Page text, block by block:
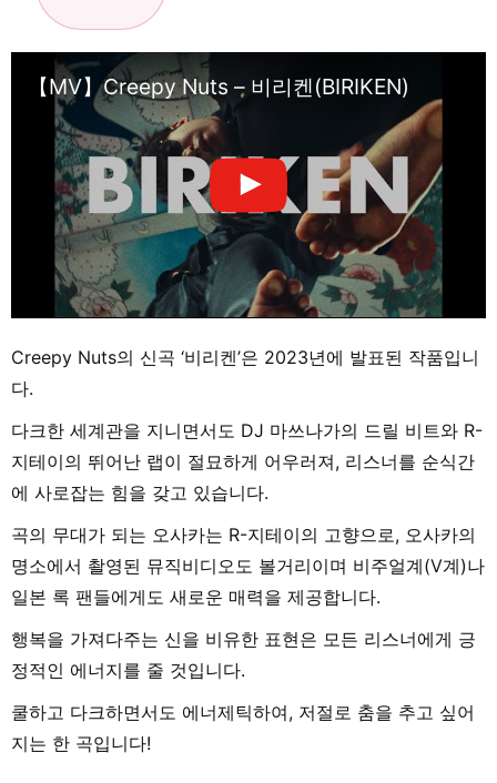
【MV】Creepy Nuts – 비리켄(BIRIKEN)
Creepy Nuts의 신곡 ‘비리켄’은 2023년에 발표된 작품입니
다.
다크한 세계관을 지니면서도 DJ 마쓰나가의 드릴 비트와 R-
지테이의 뛰어난 랩이 절묘하게 어우러져, 리스너를 순식간
에 사로잡는 힘을 갖고 있습니다.
곡의 무대가 되는 오사카는 R-지테이의 고향으로, 오사카의
명소에서 촬영된 뮤직비디오도 볼거리이며 비주얼계(V계)나
일본 록 팬들에게도 새로운 매력을 제공합니다.
행복을 가져다주는 신을 비유한 표현은 모든 리스너에게 긍
정적인 에너지를 줄 것입니다.
쿨하고 다크하면서도 에너제틱하여, 저절로 춤을 추고 싶어
지는 한 곡입니다!